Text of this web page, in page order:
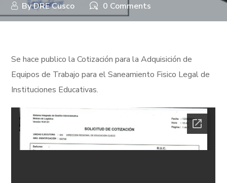
ByDRE Cusco 0 Comments
Se hace publico la Cotización para la Adquisición de
Equipos de Trabajo para el Saneamiento Fisico Legal de
Instituciones Educativas.